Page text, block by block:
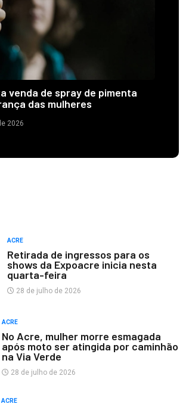
venda de spray de pimenta
das mulheres
2026
ACRE
Retirada de ingressos para os
shows da Expoacre inicia nesta
quarta-feira
28 de julho de 2026
ACRE
No Acre, mulher morre esmagada
após moto ser atingida por caminhão
na Via Verde
28 de julho de 2026
ACRE